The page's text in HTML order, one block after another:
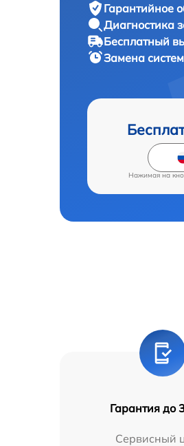
Гарантийное
Диагностика
Бесплатный
Замена
Нажимая на
Гарантия до
Сервисный